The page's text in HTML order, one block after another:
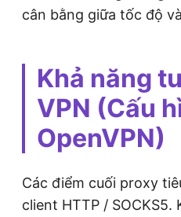
cân bằng giữa tốc độ
Khả năng
VPN (Cấu
OpenVPN)
Các điểm cuối proxy
client HTTP / SOCKS5.